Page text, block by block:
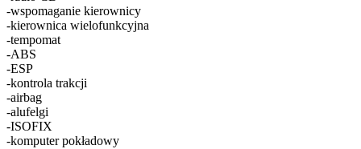
-wspomaganie kierownicy
-kierownica wielofunkcyjna
-tempomat
-ABS
-ESP
-kontrola trakcji
-airbag
-alufelgi
-ISOFIX
-komputer pokładowy